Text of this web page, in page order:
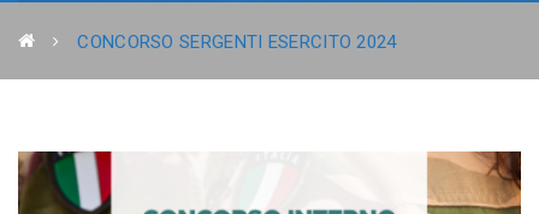
CONCORSO SERGENTI ESERCITO 2024